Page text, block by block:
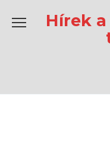
содержаниюHírek